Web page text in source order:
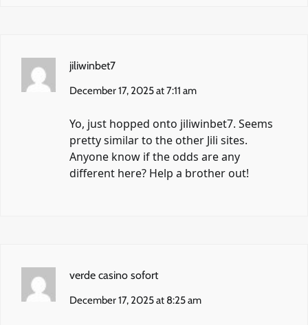
jiliwinbet7
December 17, 2025 at 7:11 am
Yo, just hopped onto jiliwinbet7. Seems
pretty similar to the other Jili sites.
Anyone know if the odds are any
different here? Help a brother out!
verde casino sofort
December 17, 2025 at 8:25 am